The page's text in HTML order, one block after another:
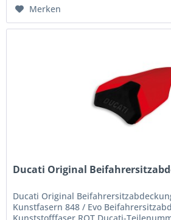
Merken
Ducati Original
Ducati Original
Kunstfasern 848 / Evo